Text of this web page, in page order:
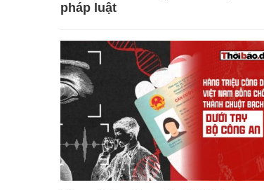
pháp luật